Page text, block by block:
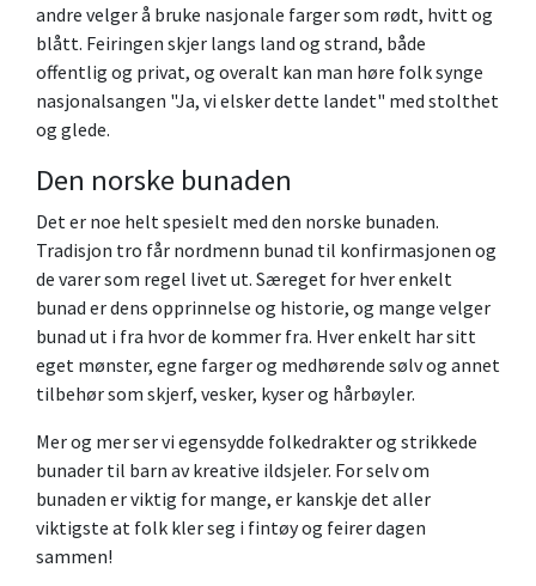
andre velger å bruke nasjonale farger som rødt, hvitt og
blått. Feiringen skjer langs land og strand, både
offentlig og privat, og overalt kan man høre folk synge
nasjonalsangen "Ja, vi elsker dette landet" med stolthet
og glede.
Den norske bunaden
Det er noe helt spesielt med den norske bunaden.
Tradisjon tro får nordmenn bunad til konfirmasjonen og
de varer som regel livet ut. Særeget for hver enkelt
bunad er dens opprinnelse og historie, og mange velger
bunad ut i fra hvor de kommer fra. Hver enkelt har sitt
eget mønster, egne farger og medhørende sølv og annet
tilbehør som skjerf, vesker, kyser og hårbøyler.
Mer og mer ser vi egensydde folkedrakter og strikkede
bunader til barn av kreative ildsjeler. For selv om
bunaden er viktig for mange, er kanskje det aller
viktigste at folk kler seg i fintøy og feirer dagen
sammen!